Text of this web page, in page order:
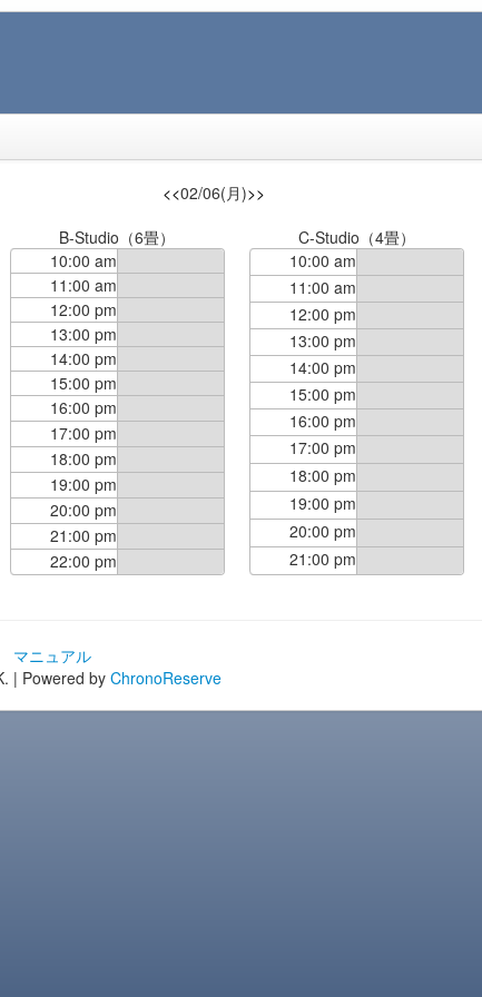
<<02/06(月)>>
B-Studio（6畳）
10:00 am
11:00 am
12:00 pm
13:00 pm
14:00 pm
15:00 pm
16:00 pm
17:00 pm
18:00 pm
19:00 pm
20:00 pm
21:00 pm
22:00 pm
C-Studio（4畳）
10:00 am
11:00 am
12:00 pm
13:00 pm
14:00 pm
15:00 pm
16:00 pm
17:00 pm
18:00 pm
19:00 pm
20:00 pm
21:00 pm
マニュアル
| Powered by ChronoReserve